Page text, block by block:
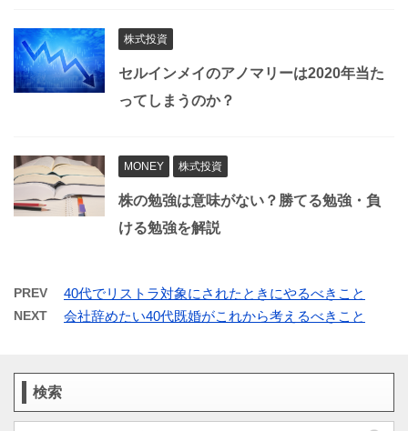
株式投資
セルインメイのアノマリーは2020年当た
ってしまうのか？
MONEY 株式投資
株の勉強は意味がない？勝てる勉強・負
ける勉強を解説
PREV 40代でリストラ対象にされたときにやるべきこと
NEXT 会社辞めたい40代既婚がこれから考えるべきこと
検索